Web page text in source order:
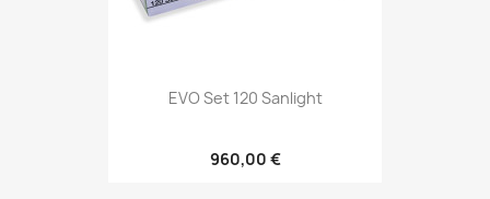
EVO Set 120 Sanlight
960,00 €